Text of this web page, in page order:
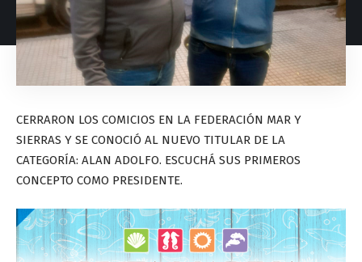
CERRARON LOS COMICIOS EN LA FEDERACIÓN MAR Y
SIERRAS Y SE CONOCIÓ AL NUEVO TITULAR DE LA
CATEGORÍA: ALAN ADOLFO. ESCUCHÁ SUS PRIMEROS
CONCEPTO COMO PRESIDENTE.